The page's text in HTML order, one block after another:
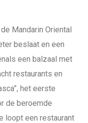
Mandarin Oriental
beslaat en een
een balzaal met
restaurants en
het eerste
de beroemde
loopt een restaurant